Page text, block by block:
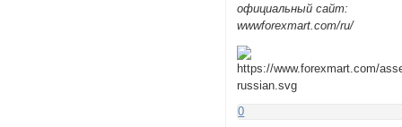
официальный сайт:
wwwforexmart.com/ru/
0